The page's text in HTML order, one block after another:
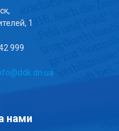
1
999
нами